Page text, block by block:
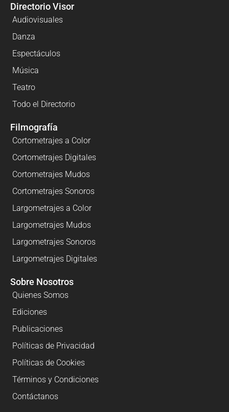
Directorio Visor
Audiovisuales
Danza
Espectáculos
Música
Teatro
Todo el Directorio
Filmografía
Cortometrajes a Color
Cortometrajes Digitales
Cortometrajes Mudos
Cortometrajes Sonoros
Largometrajes a Color
Largometrajes Mudos
Largometrajes Sonoros
Largometrajes Digitales
Sobre Nosotros
Quienes Somos
Ediciones
Publicaciones
Políticas de Privacidad
Políticas de Cookies
Términos y Condiciones
Contáctanos